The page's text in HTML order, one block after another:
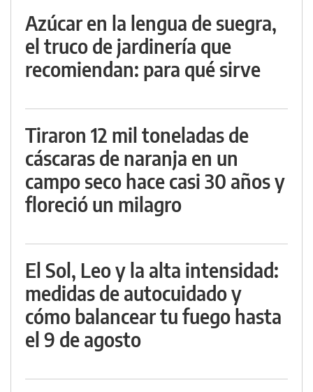
Azúcar en la lengua de suegra,
el truco de jardinería que
recomiendan: para qué sirve
Tiraron 12 mil toneladas de
cáscaras de naranja en un
campo seco hace casi 30 años y
floreció un milagro
El Sol, Leo y la alta intensidad:
medidas de autocuidado y
cómo balancear tu fuego hasta
el 9 de agosto